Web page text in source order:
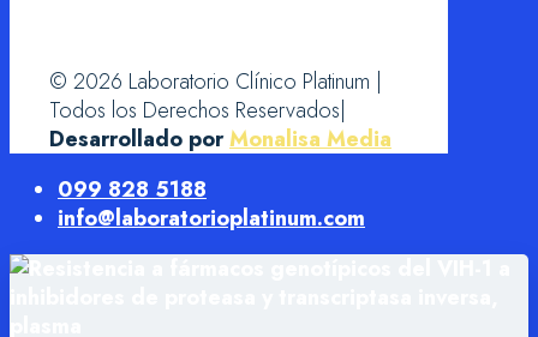
© 2026 Laboratorio Clínico Platinum |
Todos los Derechos Reservados|
Desarrollado porMonalisa Media
099 828 5188
info@laboratorioplatinum.com